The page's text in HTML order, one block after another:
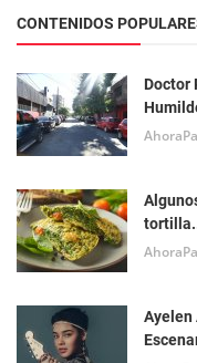
CONTENIDOS
Doctor
Ayelen